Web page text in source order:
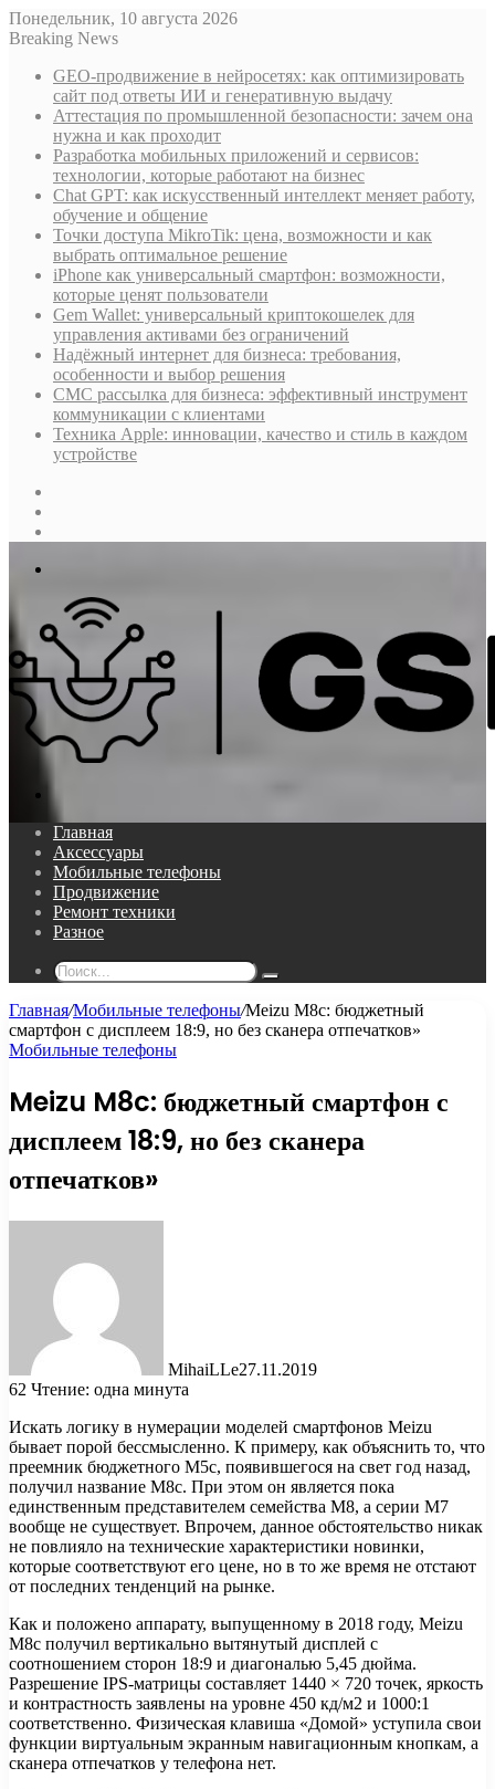
Понедельник, 10 августа 2026
Breaking News
GEO-продвижение в нейросетях: как оптимизировать
сайт под ответы ИИ и генеративную выдачу
Аттестация по промышленной безопасности: зачем она
нужна и как проходит
Разработка мобильных приложений и сервисов:
технологии, которые работают на бизнес
Chat GPT: как искусственный интеллект меняет работу,
обучение и общение
Точки доступа MikroTik: цена, возможности и как
выбрать оптимальное решение
iPhone как универсальный смартфон: возможности,
которые ценят пользователи
Gem Wallet: универсальный криптокошелек для
управления активами без ограничений
Надёжный интернет для бизнеса: требования,
особенности и выбор решения
СМС рассылка для бизнеса: эффективный инструмент
коммуникации с клиентами
Техника Apple: инновации, качество и стиль в каждом
устройстве
Главная
Аксессуары
Мобильные телефоны
Продвижение
Ремонт техники
Разное
Поиск...
Главная/Мобильные телефоны/Meizu M8c: бюджетный
смартфон с дисплеем 18:9, но без сканера отпечатков»
Мобильные телефоны
Meizu M8c: бюджетный смартфон с
дисплеем 18:9, но без сканера
отпечатков»
MihaiLLe27.11.2019
62 Чтение: одна минута
Искать логику в нумерации моделей смартфонов Meizu
бывает порой бессмысленно. К примеру, как объяснить то, что
преемник бюджетного M5c, появившегося на свет год назад,
получил название M8c. При этом он является пока
единственным представителем семейства M8, а серии M7
вообще не существует. Впрочем, данное обстоятельство никак
не повлияло на технические характеристики новинки,
которые соответствуют его цене, но в то же время не отстают
от последних тенденций на рынке.
Как и положено аппарату, выпущенному в 2018 году, Meizu
M8c получил вертикально вытянутый дисплей с
соотношением сторон 18:9 и диагональю 5,45 дюйма.
Разрешение IPS-матрицы составляет 1440 × 720 точек, яркость
и контрастность заявлены на уровне 450 кд/м2 и 1000:1
соответственно. Физическая клавиша «Домой» уступила свои
функции виртуальным экранным навигационным кнопкам, а
сканера отпечатков у телефона нет.